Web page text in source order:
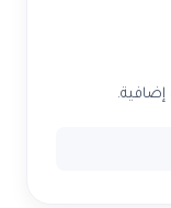
إضافية.